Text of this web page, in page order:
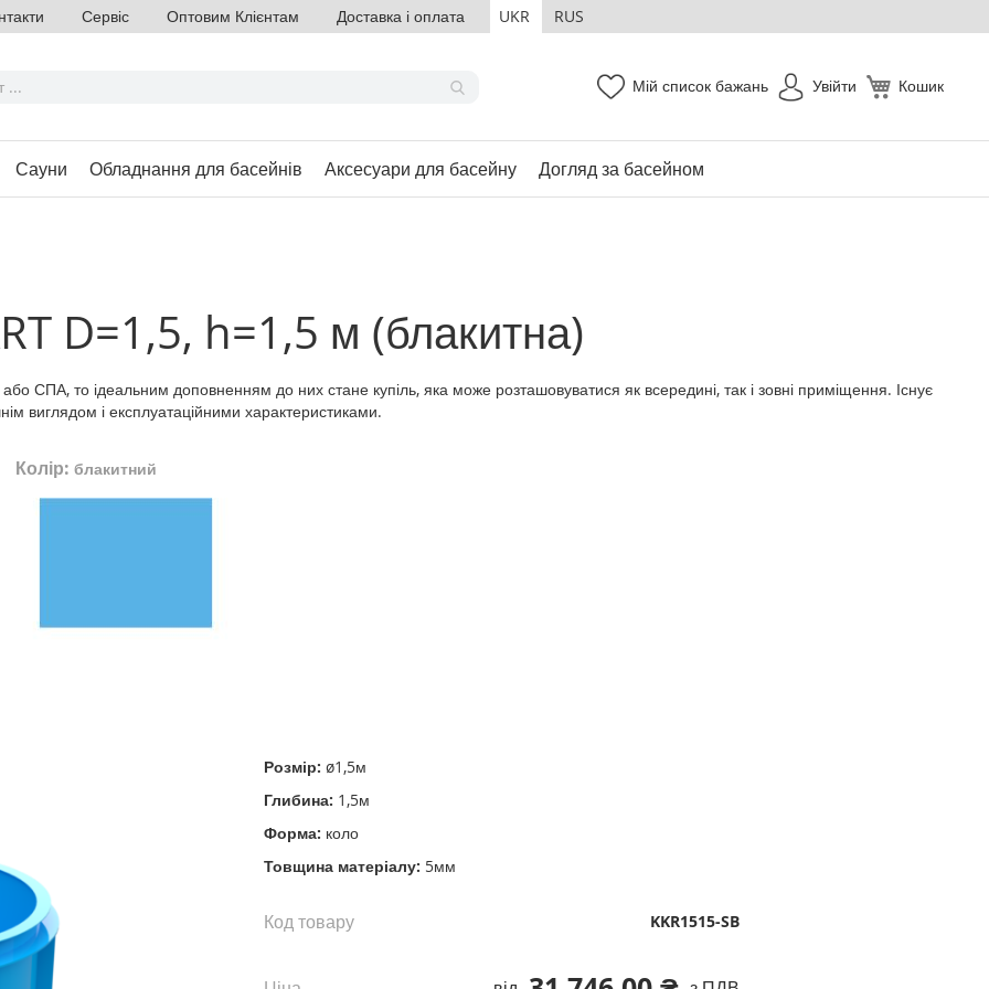
Сервіс Оптовим Клієнтам Доставка і оплата UKR RUS
Кошик
Мій список бажань Увійти
Сауни Обладнання для басейнів Аксесуари для басейну Догляд за басейном
D=1,5, h=1,5 м (блакитна)
СПА, то ідеальним доповненням до них стане купіль, яка може розташовуватися як всередині, так і зовні приміщення. Існує
виглядом і експлуатаційними характеристиками.
Колір: блакитний
Розмір: ø1,5м
Глибина: 1,5м
Форма: коло
Товщина матеріалу: 5мм
Код товару KKR1515-SB